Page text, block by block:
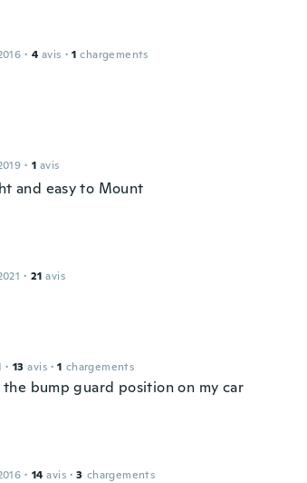
· 4 avis · 1 chargements
· 1 avis
and easy to Mount
· 21 avis
· 13 avis · 1 chargements
bump guard position on my car
· 14 avis · 3 chargements